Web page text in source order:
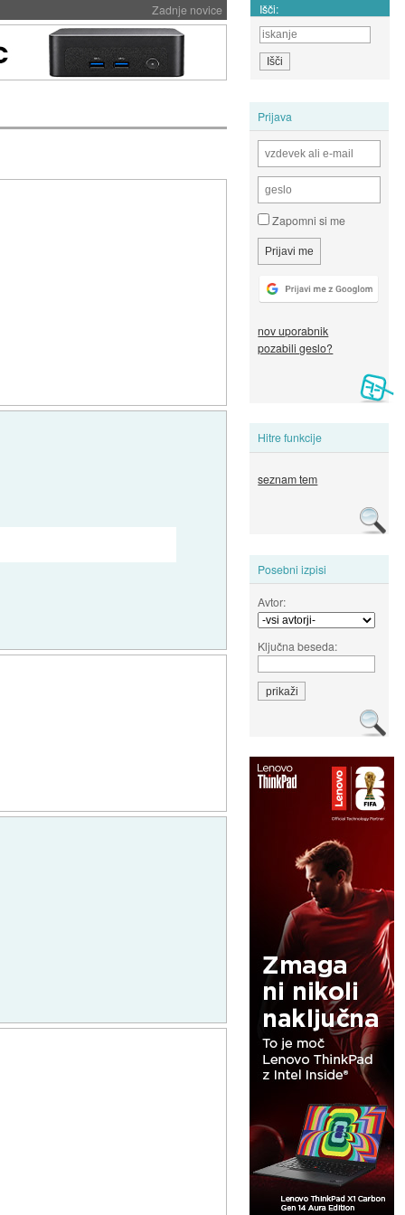
Zadnje novice Išči:
Prijava
Zapomni si me
nov uporabnik
pozabili geslo?
Hitre funkcije
seznam tem
Posebni izpisi
Avtor:
Ključna beseda: